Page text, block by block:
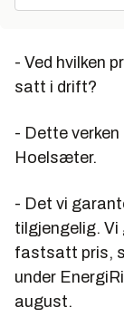
- Ved hvilken
satt i drift?
- Dette verken
Hoelsæter.
- Det vi
tilgjengelig. Vi
fastsatt pris,
under
august.